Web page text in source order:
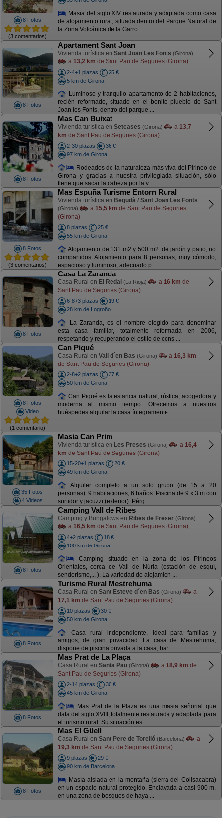
8 Fotos
(3 comentarios)
Masia del siglo XIV restaurada y adaptada como casa
de alojamiento rural, situada dentro del Parque Natural de
la Zona Volcánica de la Garro ...
8 Fotos
Apartament Sant Joan
Vivienda turística en Sant Joan Les Fonts (Girona)
a 13,2 km de Sant Pau de Seguries (Girona)
2-4+1 plazas
25 €
5 km de Girona
Luminoso y tranquilo apartamento de 2 habitaciones,
recién reformado, situado en el bonito plueblo de Sant
Joan les Fonts, dentro del parque ...
8 Fotos
Mas Can Buixat
Vivienda turística en Setcases (Girona) a 13,7
km de Sant Pau de Seguries (Girona)
2-30 plazas
36 €
97 km de Girona
Rodeados de la naturaleza más viva del Pirineo de
Girona y gracias a nuestra privilegiada situación, sólo
tiene que sacar la cabeza por la v ...
8 Fotos
(3 comentarios)
Mas Espuña Turisme Entorn Rural
Vivienda turística en Begudà / Sant Joan Les Fonts
(Girona) a 15,5 km de Sant Pau de Seguries
(Girona)
8 plazas
25 €
55 km de Girona
Alojamiento de 131 m2 y 500 m2. de jardín y patio, no
compartidos. Alojamiento para 8 personas, muy cómodo,
espacioso y luminoso, adecuado p ...
8 Fotos
Casa La Zaranda
Casa Rural en El Redal (La Rioja) a 16 km de
Sant Pau de Seguries (Girona)
6-8+3 plazas
19 €
28 km de Logroño
La Zaranda, es el nombre elegido para denominar
esta casa familiar, totalmente reformada en 2006,
respetando y recuperando el estilo de cons ...
8 Fotos
Video
(1 comentario)
Can Piqué
Casa Rural en Vall d´en Bas (Girona) a 16,3 km
de Sant Pau de Seguries (Girona)
2-8+2 plazas
37 €
50 km de Girona
Can Piqué es la estancia natural, rústica, acogedora y
moderna al mismo tiempo. Ofrecemos a nuestros
huéspedes alquilar la casa íntegramente ...
35 Fotos
4 Videos
Masia Can Prim
Vivienda turística en Les Preses (Girona) a 16,4
km de Sant Pau de Seguries (Girona)
15-20+1 plazas
20 €
49 km de Girona
Alquiler completo a un solo grupo (de 15 a 20
personas). 9 habitaciones, 6 baños. Piscina de 9 x 3 m con
surtidor y jacuzzi (exterior). Pérg ...
8 Fotos
Camping Vall de Ribes
Camping y Bungalows en Ribes de Freser (Girona)
a 16,5 km de Sant Pau de Seguries (Girona)
4+2 plazas
18 €
100 km de Girona
Camping situado en la zona de los Pirineos
Orientales, cerca de Vall de Núria (estación de esquí,
senderismo,... ). La variedad de alojamien ...
8 Fotos
Turisme Rural Mestrehuma
Casa Rural en Sant Esteve d´en Bas (Girona)
a
17,1 km de Sant Pau de Seguries (Girona)
10 plazas
30 €
50 km de Girona
Casa rural independiente, ideal para familias y
amigos, de gran privacidad. La casa de Mestrehuma,
dispone de piscina privada a la casa, bar ...
8 Fotos
Mas Prat de La Plaça
Casa Rural en Santa Pau (Girona) a 18,9 km de
Sant Pau de Seguries (Girona)
2-14 plazas
30 €
45 km de Girona
Mas Prat de la Plaza es una masia señorial que
data del siglo XVIII, totalmente restaurada y adaptada para
el turismo rural. Su situación es ...
8 Fotos
Mas El Güell
Casa Rural en Sant Pere de Torelló (Barcelona)
a
19,3 km de Sant Pau de Seguries (Girona)
9 plazas
29 €
90 km de Barcelona
Masía aislada en la montaña (sierra del Collsacabra)
en un espacio natural protegido. Enclavada a casi 900 m.
en una zona de bosques de haya ...